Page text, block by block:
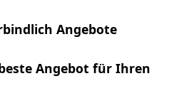
Angebote
Angebot für Ihren